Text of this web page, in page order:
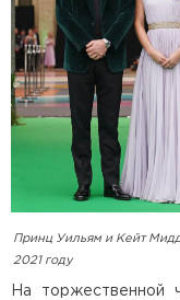
Принц Уильям и Кейт
2021 году
На торжественной